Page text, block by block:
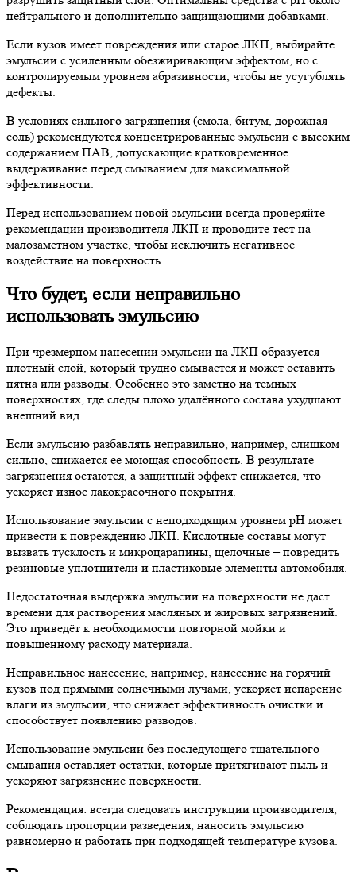
нейтрального и дополнительно защищающими добавками.
Если кузов имеет повреждения или старое ЛКП, выбирайте
эмульсии с усиленным обезжиривающим эффектом, но с
контролируемым уровнем абразивности, чтобы не усугублять
дефекты.
В условиях сильного загрязнения (смола, битум, дорожная
соль) рекомендуются концентрированные эмульсии с высоким
содержанием ПАВ, допускающие кратковременное
выдерживание перед смыванием для максимальной
эффективности.
Перед использованием новой эмульсии всегда проверяйте
рекомендации производителя ЛКП и проводите тест на
малозаметном участке, чтобы исключить негативное
воздействие на поверхность.
Что будет, если неправильно
использовать эмульсию
При чрезмерном нанесении эмульсии на ЛКП образуется
плотный слой, который трудно смывается и может оставить
пятна или разводы. Особенно это заметно на темных
поверхностях, где следы плохо удалённого состава ухудшают
внешний вид.
Если эмульсию разбавлять неправильно, например, слишком
сильно, снижается её моющая способность. В результате
загрязнения остаются, а защитный эффект снижается, что
ускоряет износ лакокрасочного покрытия.
Использование эмульсии с неподходящим уровнем pH может
привести к повреждению ЛКП. Кислотные составы могут
вызвать тусклость и микроцарапины, щелочные – повредить
резиновые уплотнители и пластиковые элементы автомобиля.
Недостаточная выдержка эмульсии на поверхности не даст
времени для растворения масляных и жировых загрязнений.
Это приведёт к необходимости повторной мойки и
повышенному расходу материала.
Неправильное нанесение, например, нанесение на горячий
кузов под прямыми солнечными лучами, ускоряет испарение
влаги из эмульсии, что снижает эффективность очистки и
способствует появлению разводов.
Использование эмульсии без последующего тщательного
смывания оставляет остатки, которые притягивают пыль и
ускоряют загрязнение поверхности.
Рекомендация: всегда следовать инструкции производителя,
соблюдать пропорции разведения, наносить эмульсию
равномерно и работать при подходящей температуре кузова.